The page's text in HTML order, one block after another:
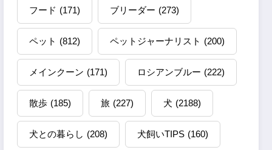
フード (171) ブリーダー (273)
ペット (812) ペットジャーナリスト (200)
メインクーン (171) ロシアンブルー (222)
散歩 (185) 旅 (227) 犬 (2188)
犬との暮らし (208) 犬飼いTIPS (160)